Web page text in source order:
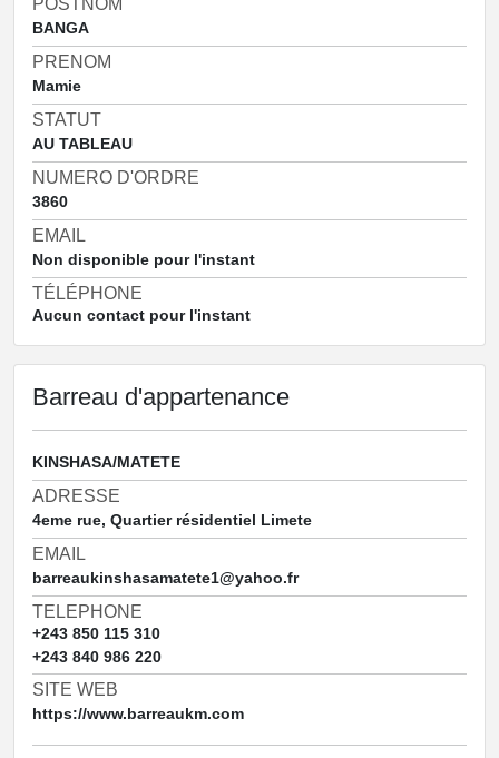
POSTNOM
BANGA
PRENOM
Mamie
STATUT
AU TABLEAU
NUMERO D'ORDRE
3860
EMAIL
Non disponible pour l'instant
TÉLÉPHONE
Aucun contact pour l'instant
Barreau d'appartenance
KINSHASA/MATETE
ADRESSE
4eme rue, Quartier résidentiel Limete
EMAIL
barreaukinshasamatete1@yahoo.fr
TELEPHONE
+243 850 115 310
+243 840 986 220
SITE WEB
https://www.barreaukm.com